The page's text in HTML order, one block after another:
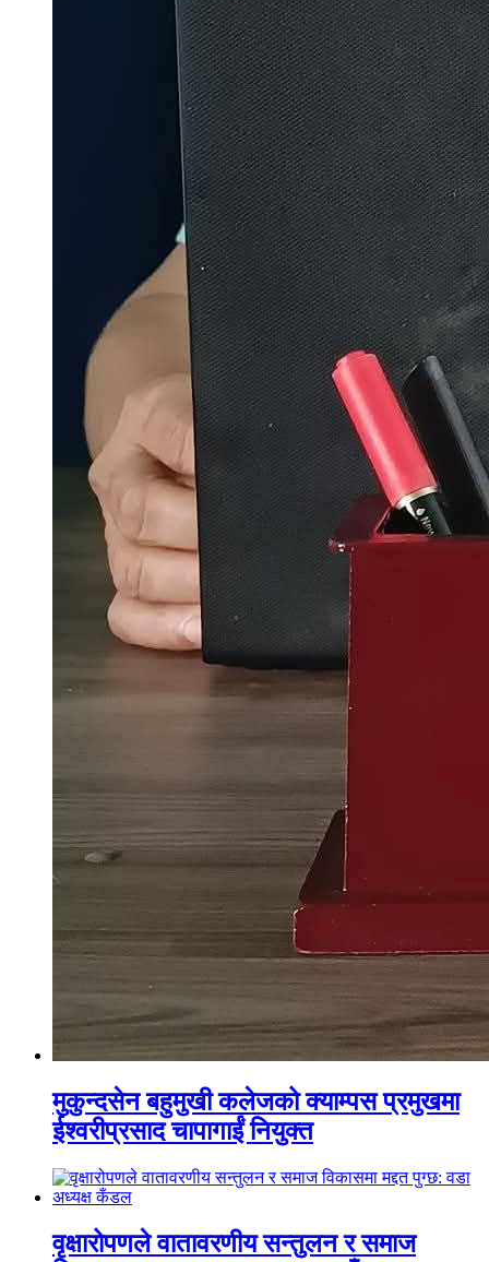
मुकुन्दसेन बहुमुखी कलेजको क्याम्पस प्रमुखमा
ईश्वरीप्रसाद चापागाईं नियुक्त
वृक्षारोपणले वातावरणीय सन्तुलन र समाज